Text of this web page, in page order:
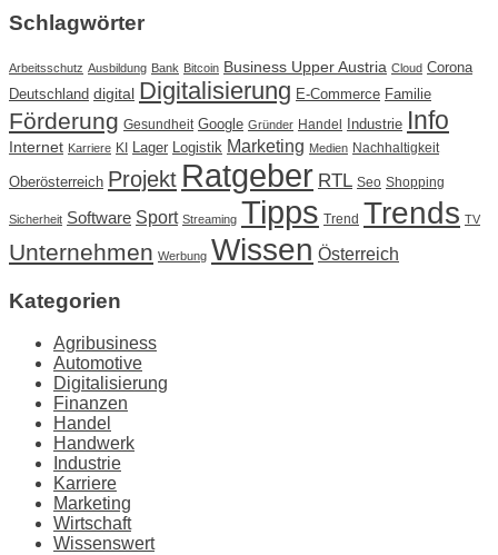
Schlagwörter
Arbeitsschutz Ausbildung Bank Bitcoin Business Upper Austria Cloud Corona
Deutschland digital Digitalisierung E-Commerce Familie
Förderung Gesundheit Google Gründer Handel Industrie Info
Internet Karriere KI Lager Logistik Marketing Medien Nachhaltigkeit
Oberösterreich Projekt Ratgeber RTL Seo Shopping
Sicherheit Software Sport Streaming Tipps Trend Trends TV
Unternehmen Werbung Wissen Österreich
Kategorien
Agribusiness
Automotive
Digitalisierung
Finanzen
Handel
Handwerk
Industrie
Karriere
Marketing
Wirtschaft
Wissenswert